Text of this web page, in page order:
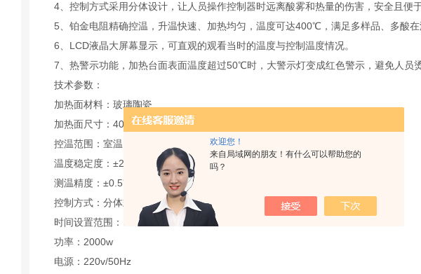
欢迎您！
来自局域网的朋友！有什么可以帮助您的
吗？
4、控制方式采用分体设计，让人员操作控制器时远离酸雾和热量的伤害，安全且便于
5、铂金电阻精确控温，升温快速、加热均匀，温度可达400℃，满足多样品、多酸在
6、LCD液晶大屏幕显示，可直观的观看当时的温度与控制温度情况。
7、热警示功能，加热台面表面温度超过50℃时，大警示灯变成红色警示，避免人员
技术参数：
加热面材料：玻璃陶瓷
加热面尺寸：400mm×300mm
控温范围：室温～400℃
温度稳定度：±2℃
测温精度：±0.5℃
控制方式：分体式PID智能程序控制
时间设置范围：1min-24hr
功率：2000w
电源：220v/50Hz